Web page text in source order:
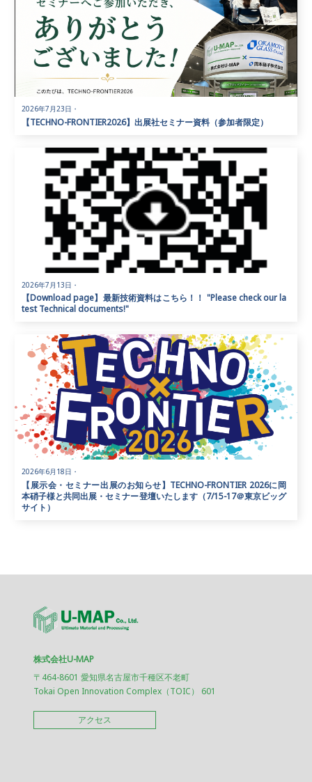
2026年7月23日 ・
【TECHNO-FRONTIER2026】出展社セミナー資料（参加者限定）
2026年7月13日 ・
【Download page】最新技術資料はこちら！！ "Please check our la
test Technical documents!"
2026年6月18日 ・
【展示会・セミナー出展のお知らせ】TECHNO-FRONTIER 2026に岡
本硝子様と共同出展・セミナー登壇いたします（7/15-17＠東京ビッグ
サイト）
株式会社U-MAP
〒464-8601 愛知県名古屋市千種区不老町
Tokai Open Innovation Complex（TOIC） 601
アクセス